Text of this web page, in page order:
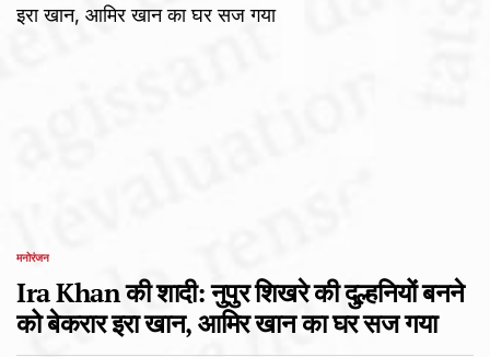
POSTED
मनोरंजन
Ira Khan की शादी: नुपुर शिखरे की दुल्हनियों बनने
को बेकरार इरा खान, आमिर खान का घर सज गया